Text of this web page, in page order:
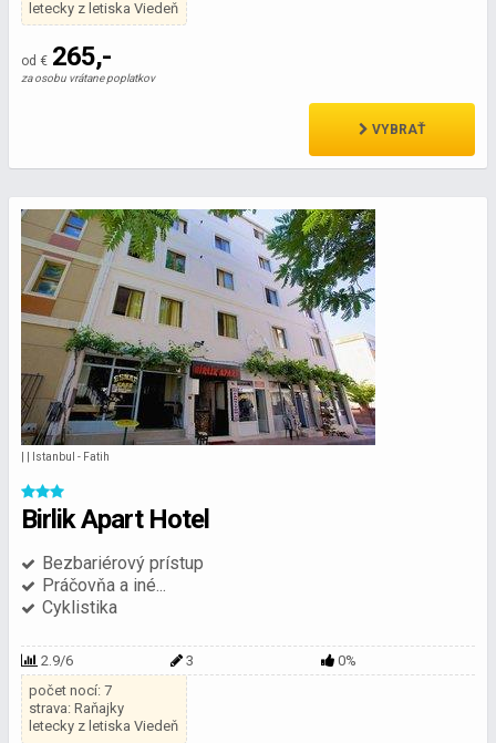
letecky z letiska Viedeň
od € 265,-
za osobu vrátane poplatkov
VYBRAŤ
| | Istanbul - Fatih
Birlik Apart Hotel
Bezbariérový prístup
Práčovňa a iné...
Cyklistika
2.9/6 3
0%
počet nocí: 7
strava: Raňajky
letecky z letiska Viedeň